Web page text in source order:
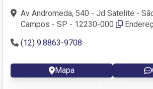
Av Andromeda, 540 - Jd Satelite -
Campos - SP - 12230-000
(12) 9.8863-9708
Mapa